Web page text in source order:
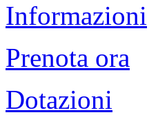
Informazioni
Prenota ora
Dotazioni